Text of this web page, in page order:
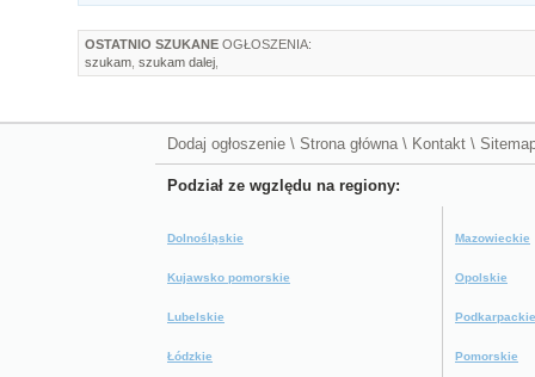
OSTATNIO SZUKANE OGŁOSZENIA:
szukam szukam dalej
Dodaj ogłoszenie \ Strona główna \ Kontakt \
Podział ze wgzlędu na regiony:
Dolnośląskie
Kujawsko pomorskie
Lubelskie
Łódzkie
Mazowieckie
Opolskie
Podkarpackie
Pomorskie